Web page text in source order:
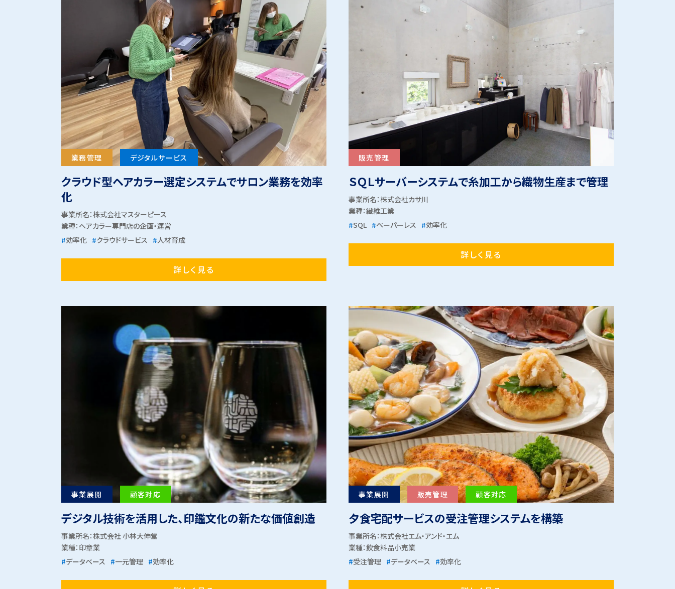
業務管理 デジタルサービス
クラウド型ヘアカラー選定システムでサロン業務を効率
化
事業所名：株式会社マスターピース
業種： ヘアカラー専門店の企画・運営
#効率化 #クラウドサービス #人材育成
詳しく見る
販売管理
ＳＱＬサーバーシステムで糸加工から織物生産まで管理
事業所名：株式会社カサ川
業種：繊維工業
#SQL #ペーパーレス #効率化
詳しく見る
事業展開 顧客対応
デジタル技術を活用した、印鑑文化の新たな価値創造
事業所名：株式会社 小林大伸堂
業種： 印章業
#データベース #一元管理 #効率化
事業展開 販売管理 顧客対応
夕食宅配サービスの受注管理システムを構築
事業所名：株式会社エム・アンド・エム
業種：飲食料品小売業
#受注管理 #データベース #効率化